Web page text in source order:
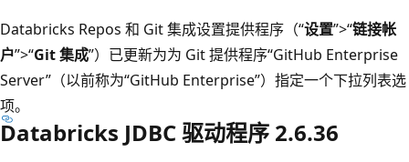
Databricks Repos 和 Git 集成设置提供程序（“设置”>“链接帐
户”>“Git 集成”）已更新为为 Git 提供程序“GitHub Enterprise
Server”（以前称为“GitHub Enterprise”）指定一个下拉列表选
项。
Databricks JDBC 驱动程序 2.6.36